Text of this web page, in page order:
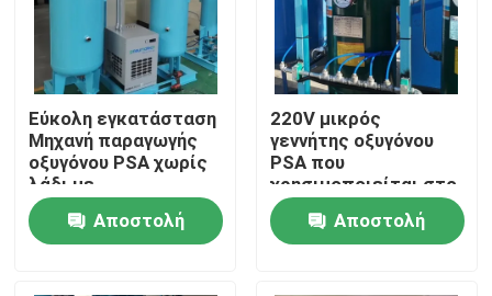
Προϊόντα
Σχετικά με εμάς
Εύκολη εγκατάσταση
Μηχανή παραγωγής
οξυγόνου PSA χωρίς
λάδι με
πιστοποιητικό ASME
Αποστολή
220V μικρός
γεννήτης οξυγόνου
PSA που
χρησιμοποιείται στο
νοσοκομείο
60Nm3/HrΑποστολή